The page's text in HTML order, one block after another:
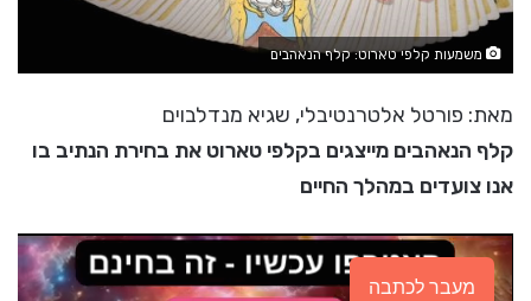
משמעות קלפי טארוט: קלף הנאהבים
מאת: פורטל אלטרנטיבלי, שגיא מנדלבוים
קלף הנאהבים מייצגים בקלפי טארוט את בחירת הנתיב בו
אנו צועדים במהלך החיים
מעבר לכתבה